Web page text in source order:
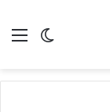
الوضع